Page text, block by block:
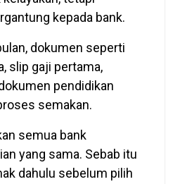
kepada bank.
dokumen seperti
slip gaji pertama,
pendidikan
semakan.
semua bank
yang sama. Sebab itu
dahulu sebelum pilih